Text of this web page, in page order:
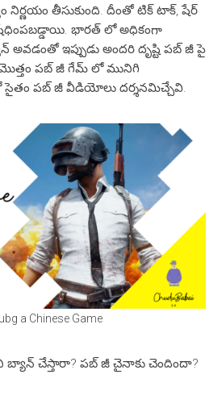
నిర్ణయం తీసుకుంది. దీంతో టిక్ టాక్, షేర్
భారత్ లో అధికంగా
ఇప్పుడు అందరి దృష్టి పబ్ జీ పై
మొత్తం పబ్ జీ గేమ్ లో మునిగి
సైతం పబ్ జీ వీడియోలు దర్శనమిచ్చేవి.
a Chinese Game
చేస్తారా? పబ్ జీ చైనాకు చెందిందా?